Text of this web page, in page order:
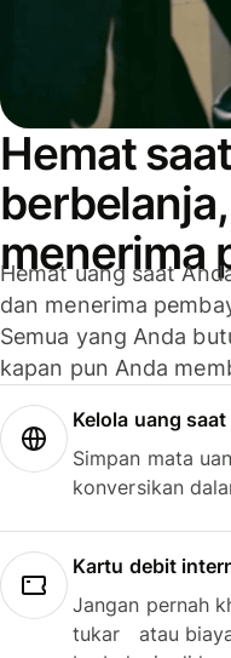
Hemat
menerima
Hemat uang saat
dan menerima
Semua yang Anda
kapan pun Anda
Kelola uang
Simpan mata
konversikan
Kartu debit
Jangan pernah
tukar atau